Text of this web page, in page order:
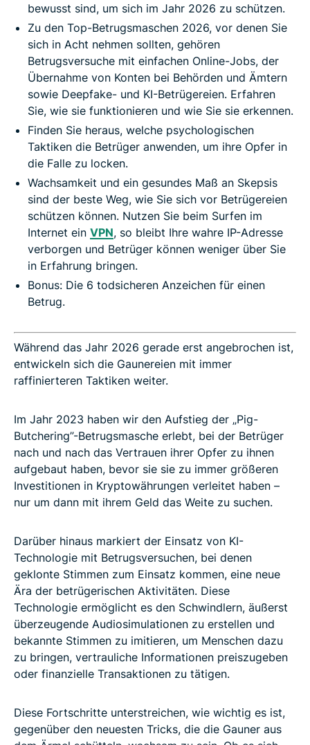
bewusst sind, um sich im Jahr 2026 zu schützen.
Zu den Top-Betrugsmaschen 2026, vor denen Sie
sich in Acht nehmen sollten, gehören
Betrugsversuche mit einfachen Online-Jobs, der
Übernahme von Konten bei Behörden und Ämtern
sowie Deepfake- und KI-Betrügereien. Erfahren
Sie, wie sie funktionieren und wie Sie sie erkennen.
Finden Sie heraus, welche psychologischen
Taktiken die Betrüger anwenden, um ihre Opfer in
die Falle zu locken.
Wachsamkeit und ein gesundes Maß an Skepsis
sind der beste Weg, wie Sie sich vor Betrügereien
schützen können. Nutzen Sie beim Surfen im
Internet ein VPN, so bleibt Ihre wahre IP-Adresse
verborgen und Betrüger können weniger über Sie
in Erfahrung bringen.
Bonus: Die 6 todsicheren Anzeichen für einen
Betrug.
Während das Jahr 2026 gerade erst angebrochen ist,
entwickeln sich die Gaunereien mit immer
raffinierteren Taktiken weiter.
Im Jahr 2023 haben wir den Aufstieg der „Pig-
Butchering”-Betrugsmasche erlebt, bei der Betrüger
nach und nach das Vertrauen ihrer Opfer zu ihnen
aufgebaut haben, bevor sie sie zu immer größeren
Investitionen in Kryptowährungen verleitet haben –
nur um dann mit ihrem Geld das Weite zu suchen.
Darüber hinaus markiert der Einsatz von KI-
Technologie mit Betrugsversuchen, bei denen
geklonte Stimmen zum Einsatz kommen, eine neue
Ära der betrügerischen Aktivitäten. Diese
Technologie ermöglicht es den Schwindlern, äußerst
überzeugende Audiosimulationen zu erstellen und
bekannte Stimmen zu imitieren, um Menschen dazu
zu bringen, vertrauliche Informationen preiszugeben
oder finanzielle Transaktionen zu tätigen.
Diese Fortschritte unterstreichen, wie wichtig es ist,
gegenüber den neuesten Tricks, die die Gauner aus